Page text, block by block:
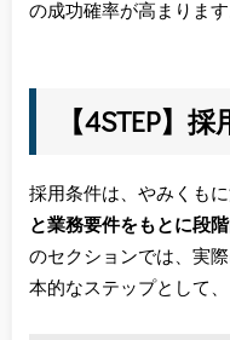
の成功確率が高まります
【4STEP】
採用条件は、やみくもに
と業務要件をもとに段
のセクションでは、実
本的なステップとして、